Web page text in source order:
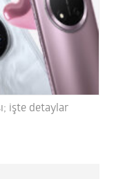
işte detaylar